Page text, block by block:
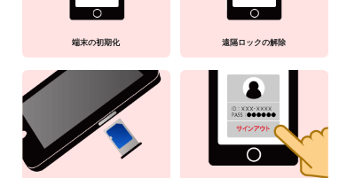
端末の初期化 遠隔ロックの解除